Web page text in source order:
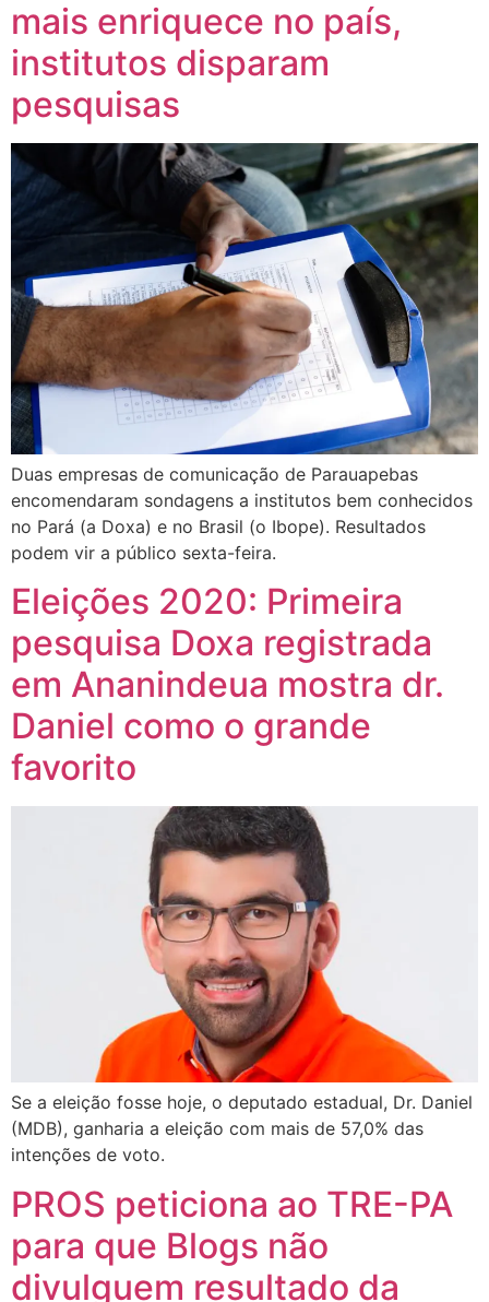
mais enriquece no país,
institutos disparam
pesquisas
Duas empresas de comunicação de Parauapebas
encomendaram sondagens a institutos bem conhecidos
no Pará (a Doxa) e no Brasil (o Ibope). Resultados
podem vir a público sexta-feira.
Eleições 2020: Primeira
pesquisa Doxa registrada
em Ananindeua mostra dr.
Daniel como o grande
favorito
Se a eleição fosse hoje, o deputado estadual, Dr. Daniel
(MDB), ganharia a eleição com mais de 57,0% das
intenções de voto.
PROS peticiona ao TRE-PA
para que Blogs não
divulguem resultado da